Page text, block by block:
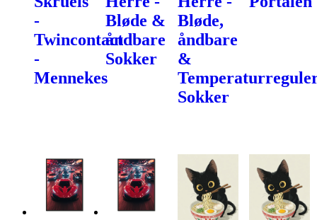
-
Twincontact
-
Mennekes
Bløde &
åndbare
Sokker
Bløde,
åndbare
&
Sokker